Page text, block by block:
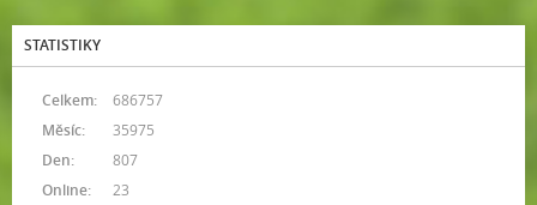
STATISTIKY
Online: 23
Celkem:
686757
Měsíc:
35975
Den:
807